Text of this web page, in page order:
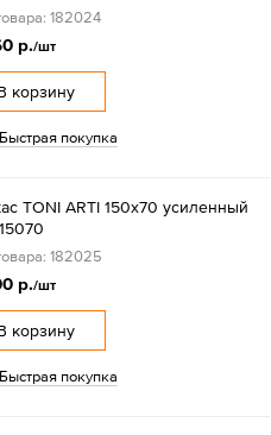
182024
р./шт
корзину
Быстрая покупка
TONI ARTI 150x70 усиленный
182025
р./шт
корзину
Быстрая покупка